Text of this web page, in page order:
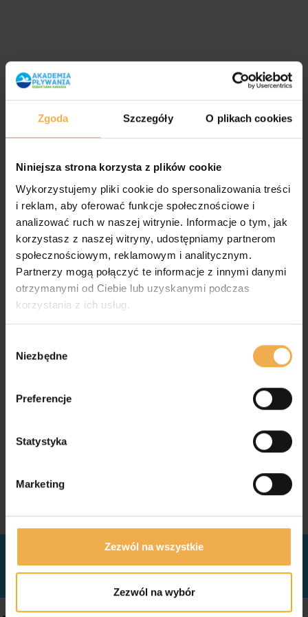
Zgoda Szczegóły O plikach cookies
Niniejsza strona korzysta z plików cookie
Wykorzystujemy pliki cookie do spersonalizowania treści
i reklam, aby oferować funkcje społecznościowe i
analizować ruch w naszej witrynie. Informacje o tym, jak
korzystasz z naszej witryny, udostępniamy partnerom
społecznościowym, reklamowym i analitycznym.
Partnerzy mogą połączyć te informacje z innymi danymi
otrzymanymi od Ciebie lub uzyskanymi podczas
korzystania z ich usług.
Niezbędne
Preferencje
Statystyka
Marketing
Zezwól na wszystkie
Zezwól na wybór
SZKOŁA PŁYWANIA
NIEGOCIŃSKA